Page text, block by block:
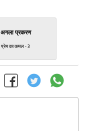
अगला प्रकरण
प्रेम का कमल - 3